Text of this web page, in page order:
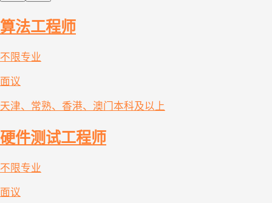
算法工程师
不限专业
面议
天津、常熟、香港、澳门本科及以上
硬件测试工程师
不限专业
面议